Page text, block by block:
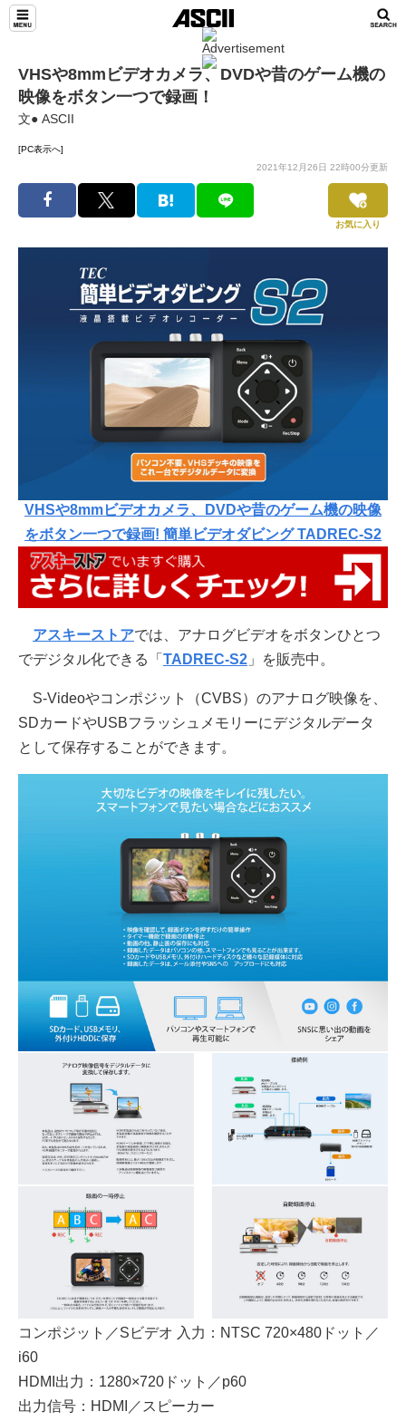
VHSや8mmビデオカメラ、DVDや昔のゲーム機の
映像をボタン一つで録画！
文● ASCII
[PC表示へ]
2021年12月26日 22時00分更新
お気に入り
VHSや8mmビデオカメラ、DVDや昔のゲーム機の映像
をボタン一つで録画! 簡単ビデオダビング TADREC-S2
アスキーストアでは、アナログビデオをボタンひとつ
でデジタル化できる「 TADREC-S2 」を販売中。
S-Videoやコンポジット（CVBS）のアナログ映像を、
SDカードやUSBフラッシュメモリーにデジタルデータ
として保存することができます。
コンポジット／Sビデオ 入力：NTSC 720×480ドット／
i60
HDMI出力：1280×720ドット／p60
出力信号：HDMI／スピーカー